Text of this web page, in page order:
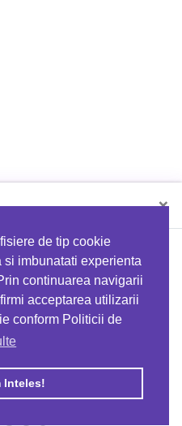
de tip cookie
si imbunatati experienta
continuarea navigarii
acceptarea utilizarii
conform Politicii de
Inteles!
×
folosind codul
acum